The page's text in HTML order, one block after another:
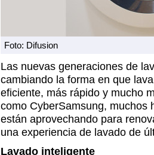
Foto: Difusion
Las nuevas generaciones de
cambiando la forma en que
eficiente, más rápido y mucho
como CyberSamsung, muchos
están aprovechando para
una experiencia de lavado de
Lavado inteligente